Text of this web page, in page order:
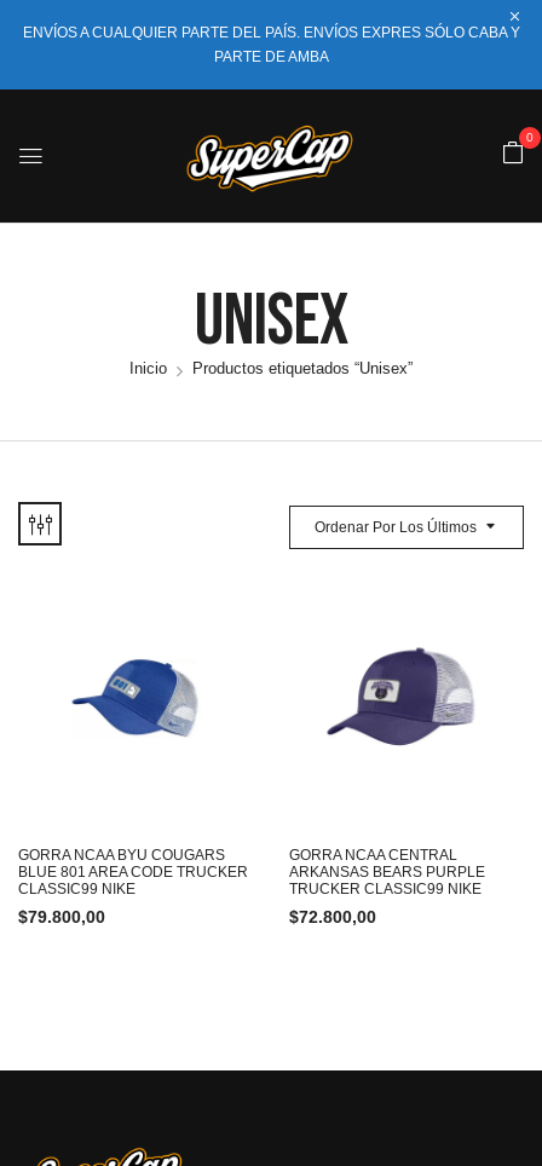
ENVÍOS A CUALQUIER PARTE DEL PAÍS. ENVÍOS EXPRES SÓLO CABA Y
PARTE DE AMBA
0
Unisex
Inicio Productos etiquetados “Unisex”
Ordenar Por Los Últimos
GORRA NCAA BYU COUGARS
BLUE 801 AREA CODE TRUCKER
CLASSIC99 NIKE
$79.800,00
GORRA NCAA CENTRAL
ARKANSAS BEARS PURPLE
TRUCKER CLASSIC99 NIKE
$72.800,00